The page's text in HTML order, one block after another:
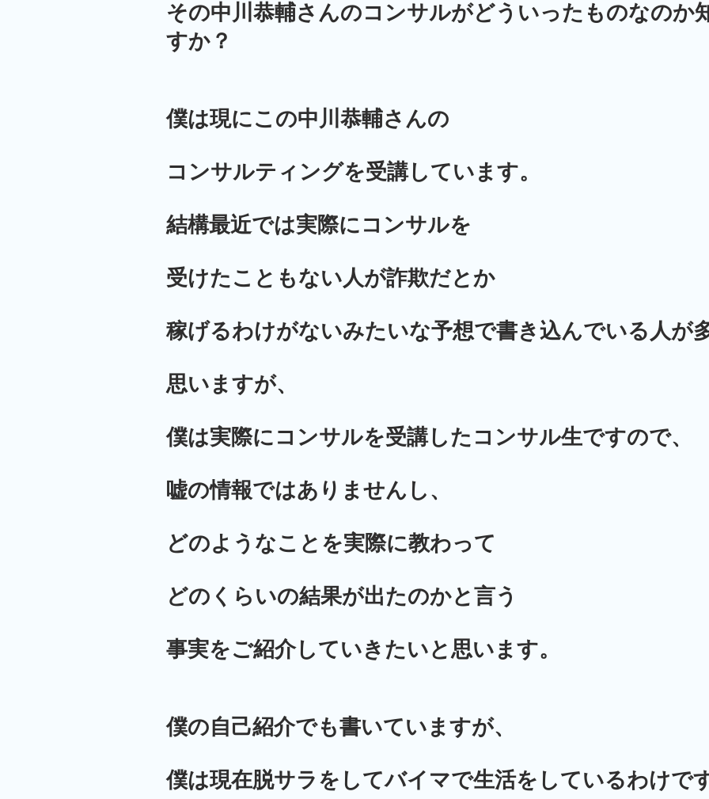
その中川恭輔さんのコンサルがどういったものなのか
すか？
僕は現にこの中川恭輔さんの
コンサルティングを受講しています。
結構最近では実際にコンサルを
受けたこともない人が詐欺だとか
稼げるわけがないみたいな予想で書き込んでいる人が
思いますが、
僕は実際にコンサルを受講したコンサル生ですので、
嘘の情報ではありませんし、
どのようなことを実際に教わって
どのくらいの結果が出たのかと言う
事実をご紹介していきたいと思います。
僕の自己紹介でも書いていますが、
僕は現在脱サラをしてバイマで生活をしているわけで